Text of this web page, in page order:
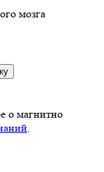
мозга
о магнитно
.